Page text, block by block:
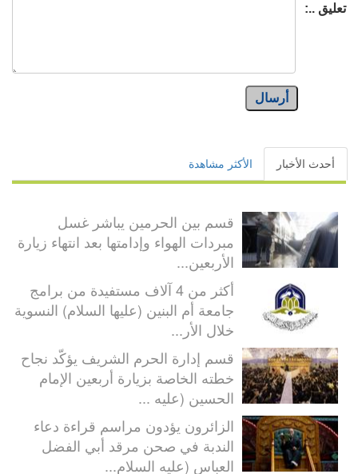
تعليق ..:
أرسال
أحدث الأخبار الأكثر مشاهدة
قسم بين الحرمين يباشر غسل
مبردات الهواء وإدامتها بعد انتهاء زيارة
الأربعين...
أكثر من 4 آلاف مستفيدة من برامج
جامعة أم البنين (عليها السلام) النسوية
خلال الأر...
قسم إدارة الحرم الشريف يؤكّد نجاح
خطته الخاصة بزيارة أربعين الإمام
الحسين (عليه ...
الزائرون يؤدون مراسم قراءة دعاء
الندبة في صحن مرقد أبي الفضل
العباس (عليه السلام...